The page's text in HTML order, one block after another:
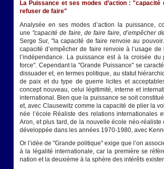
La Puissance et ses modes d’action :
refuser de faire"
Analysée en ses modes d’action la puissance,
une "capacité de faire, de faire faire, d’empêcher
Serge Sur, "la capacité de faire renvoie au
capacité d’empêcher de faire renvoie à l’usage
l’indépendance. La puissance est à la croisée
force". Cependant la "Grande Puissance" se
dissuader et, en termes politique, au statut
de paix et du type de guerre licites et
concept nouveau, celui légitimité, interne et
international. Bien que la puissance se soit
et, avec Clausewitz comme la capacité de plier la
née l’école Réaliste des relations internationales
Aron, et plus tard, de la nouvelle école néo-
développée dans les années 1970-1980, avec
Or l’idée de "Grande politique" exige que l’on
à la légalité internationale, car la première se
nation et la deuxième à la sphère des intérêts